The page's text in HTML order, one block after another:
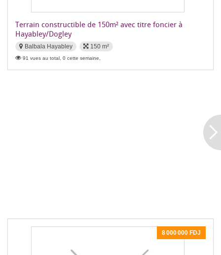
Terrain constructible de 150m² avec titre foncier à
Hayabley/Dogley
Balbala Hayabley 150 m²
91 vues au total, 0 cette semaine,
8 000 000 FDJ